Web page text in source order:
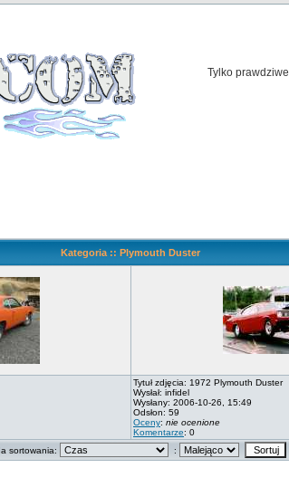
Tylko
Kategoria :: Plymouth Duster
Tytuł zdjęcia: 1972 Plymouth Duster
Wysłał: infidel
Wysłany: 2006-10-26, 15:49
Odsłon: 59
Oceny: nie ocenione
Komentarze: 0
sortowania:
: